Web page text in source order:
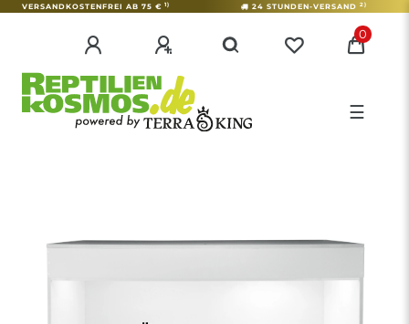
VERSANDKOSTENFREI AB 75 € 1) 24 STUNDEN-VERSAND 2)
0
☰